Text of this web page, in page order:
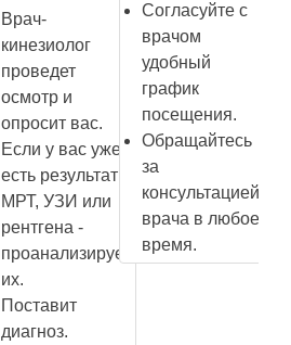
Врач-
кинезиолог
проведет
осмотр и
опросит вас.
Если у вас уже
есть результаты
МРТ, УЗИ или
рентгена -
проанализирует
их.
Поставит
диагноз.
Согласуйте с
врачом
удобный
график
посещения.
Обращайтесь
за
консультацией
врача в любое
время.